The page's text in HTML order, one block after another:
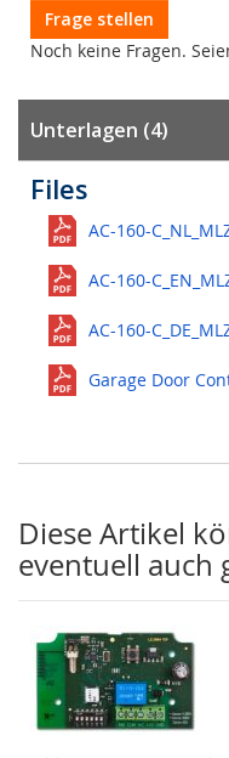
Frage stellen
Noch keine Fragen.
Unterlagen (4)
Files
AC-160-
AC-160-
AC-160-
Garage Door
Diese Artikel
eventuell auch